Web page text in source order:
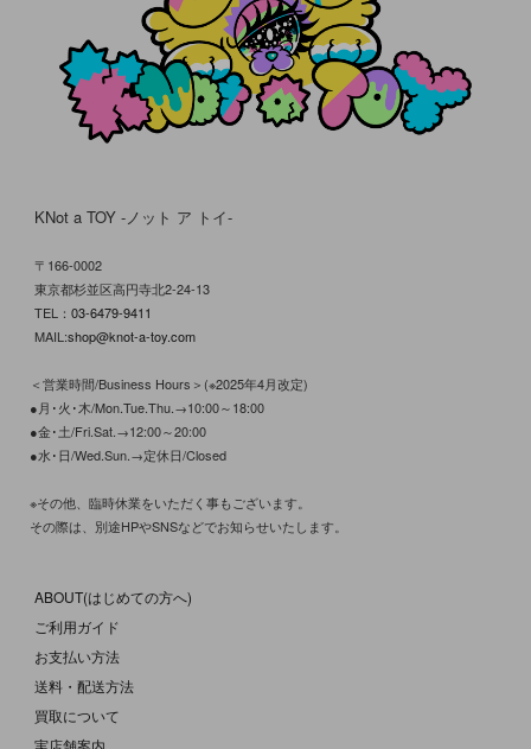
KNot a TOY -ノット ア トイ-
〒166-0002
東京都杉並区高円寺北2-24-13
TEL： 03-6479-9411
MAIL:shop@knot-a-toy.com
＜営業時間/Business Hours＞(※2025年4月改定)
●月･火･木/Mon.Tue.Thu.→10:00～18:00
●金･土/Fri.Sat.→12:00～20:00
●水･日/Wed.Sun.→定休日/Closed
※その他、臨時休業をいただく事もございます。
その際は、別途HPやSNSなどでお知らせいたします。
ABOUT(はじめての方へ)
ご利用ガイド
お支払い方法
送料・配送方法
買取について
実店舗案内